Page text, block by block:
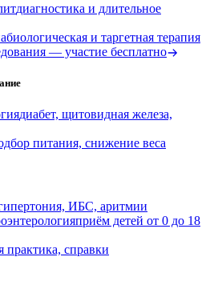
диагностика и длительное
биологическая и таргетная терапия
— участие бесплатно
диабет, щитовидная железа,
питания, снижение веса
ИБС, аритмии
приём детей от 0 до 18
практика, справки